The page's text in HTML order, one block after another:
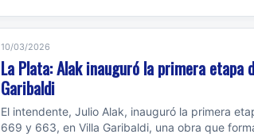
10/03/2026
La Plata: Alak inauguró la primera etapa
Garibaldi
El intendente, Julio Alak, inauguró la primera
669 y 663, en Villa Garibaldi, una obra que